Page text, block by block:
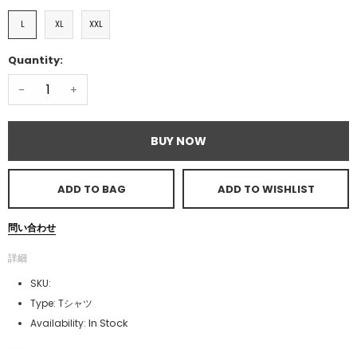
L XL XXL
Quantity:
- +
BUY NOW
ADD TO BAG ADD TO WISHLIST
問い合わせ
詳細
SKU:
Type: Tシャツ
Availability: In Stock